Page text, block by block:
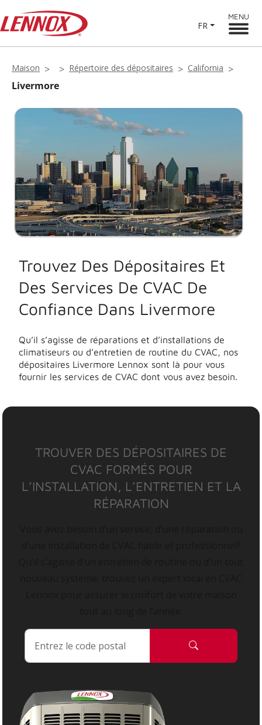
FR
MENU
Maison Répertoire des dépositaires California
Livermore
Trouvez Des Dépositaires Et
Des Services De CVAC De
Confiance Dans Livermore
Qu’il s’agisse de réparations et d’installations de
climatiseurs ou d’entretien de routine du CVAC, nos
dépositaires Livermore Lennox sont là pour vous
fournir les services de CVAC dont vous avez besoin.
TROUVER DES DÉPOSITAIRES DE
CVAC FORMÉS POUR
L’INSTALLATION, L’ENTRETIEN ET LA
RÉPARATION